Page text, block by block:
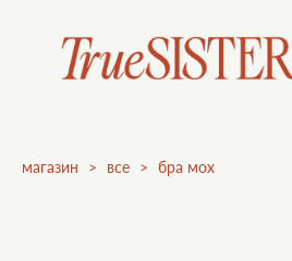
магазин > все > бра мох